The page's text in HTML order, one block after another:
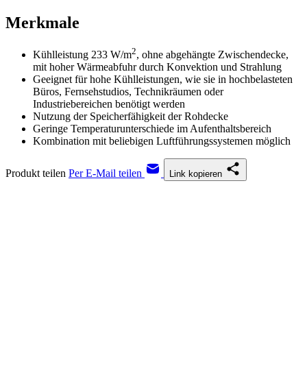
Merkmale
Kühlleistung 233 W/m2, ohne abgehängte Zwischendecke,
mit hoher Wärmeabfuhr durch Konvektion und Strahlung
Geeignet für hohe Kühlleistungen, wie sie in hochbelasteten
Büros, Fernsehstudios, Technikräumen oder
Industriebereichen benötigt werden
Nutzung der Speicherfähigkeit der Rohdecke
Geringe Temperaturunterschiede im Aufenthaltsbereich
Kombination mit beliebigen Luftführungssystemen möglich
Produkt teilen Per E-Mail teilen Link kopieren